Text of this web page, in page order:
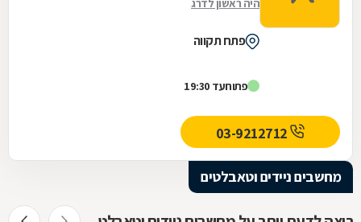
היה ראשון לדרג
פתח תקווה
פתוחעד 19:30
03-9212712
מחשבים ניידים וטאבלטים